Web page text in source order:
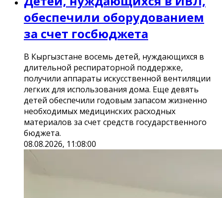
обеспечили оборудованием
за счет госбюджета
В Кыргызстане восемь детей, нуждающихся в
длительной респираторной поддержке,
получили аппараты искусственной вентиляции
легких для использования дома. Еще девять
детей обеспечили годовым запасом жизненно
необходимых медицинских расходных
материалов за счет средств государственного
бюджета.
08.08.2026, 11:08:00